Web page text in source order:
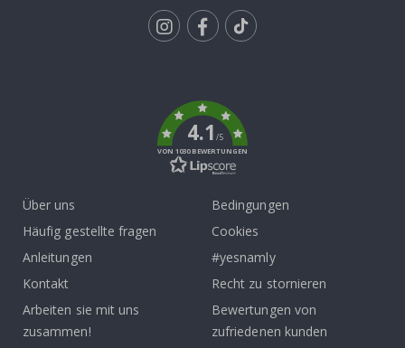
4.1/5
VON 1030 BEWERTUNGEN
Über uns
Häufig gestellte fragen
Anleitungen
Kontakt
Arbeiten sie mit uns
zusammen!
Bedingungen
Cookies
#yesnamly
Recht zu stornieren
Bewertungen von
zufriedenen kunden